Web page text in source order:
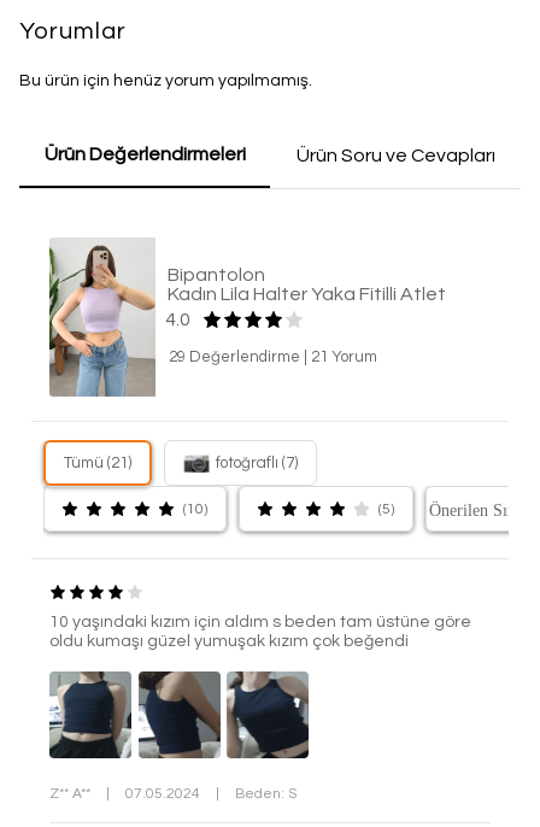
Yorumlar
Bu ürün için henüz yorum yapılmamış.
Ürün Değerlendirmeleri Ürün Soru ve Cevapları
Bipantolon
Kadın Lila Halter Yaka Fitilli Atlet
4.0
29 Değerlendirme 21 Yorum
Tümü (21) fotoğraflı (7)
(10) (5)
10 yaşındaki kızım için aldım s beden tam üstüne göre
oldu kumaşı güzel yumuşak kızım çok beğendi
Z** A** 07.05.2024 Beden: S